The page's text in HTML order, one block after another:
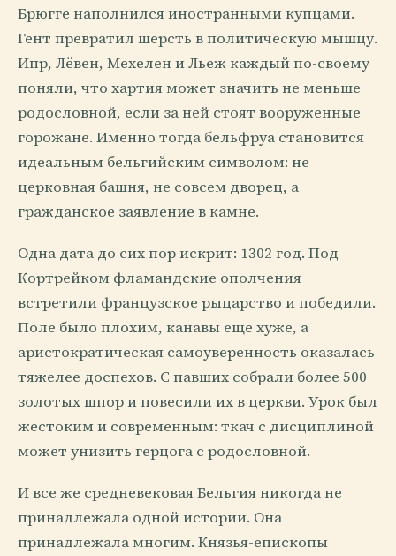
Брюгге наполнился иностранными купцами.
Гент превратил шерсть в политическую мышцу.
Ипр, Лёвен, Мехелен и Льеж каждый по-своему
поняли, что хартия может значить не меньше
родословной, если за ней стоят вооруженные
горожане. Именно тогда бельфруа становится
идеальным бельгийским символом: не
церковная башня, не совсем дворец, а
гражданское заявление в камне.
Одна дата до сих пор искрит: 1302 год. Под
Кортрейком фламандские ополчения
встретили французское рыцарство и победили.
Поле было плохим, канавы еще хуже, а
аристократическая самоуверенность оказалась
тяжелее доспехов. С павших собрали более 500
золотых шпор и повесили их в церкви. Урок был
жестоким и современным: ткач с дисциплиной
может унизить герцога с родословной.
И все же средневековая Бельгия никогда не
принадлежала одной истории. Она
принадлежала многим. Князья-епископы